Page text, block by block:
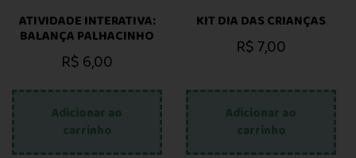
ATIVIDADE INTERATIVA:
BALANÇA PALHACINHO
R$6,00
Adicionar ao
carrinho
KIT DIA DAS CRIANÇAS
R$7,00
Adicionar ao
carrinho